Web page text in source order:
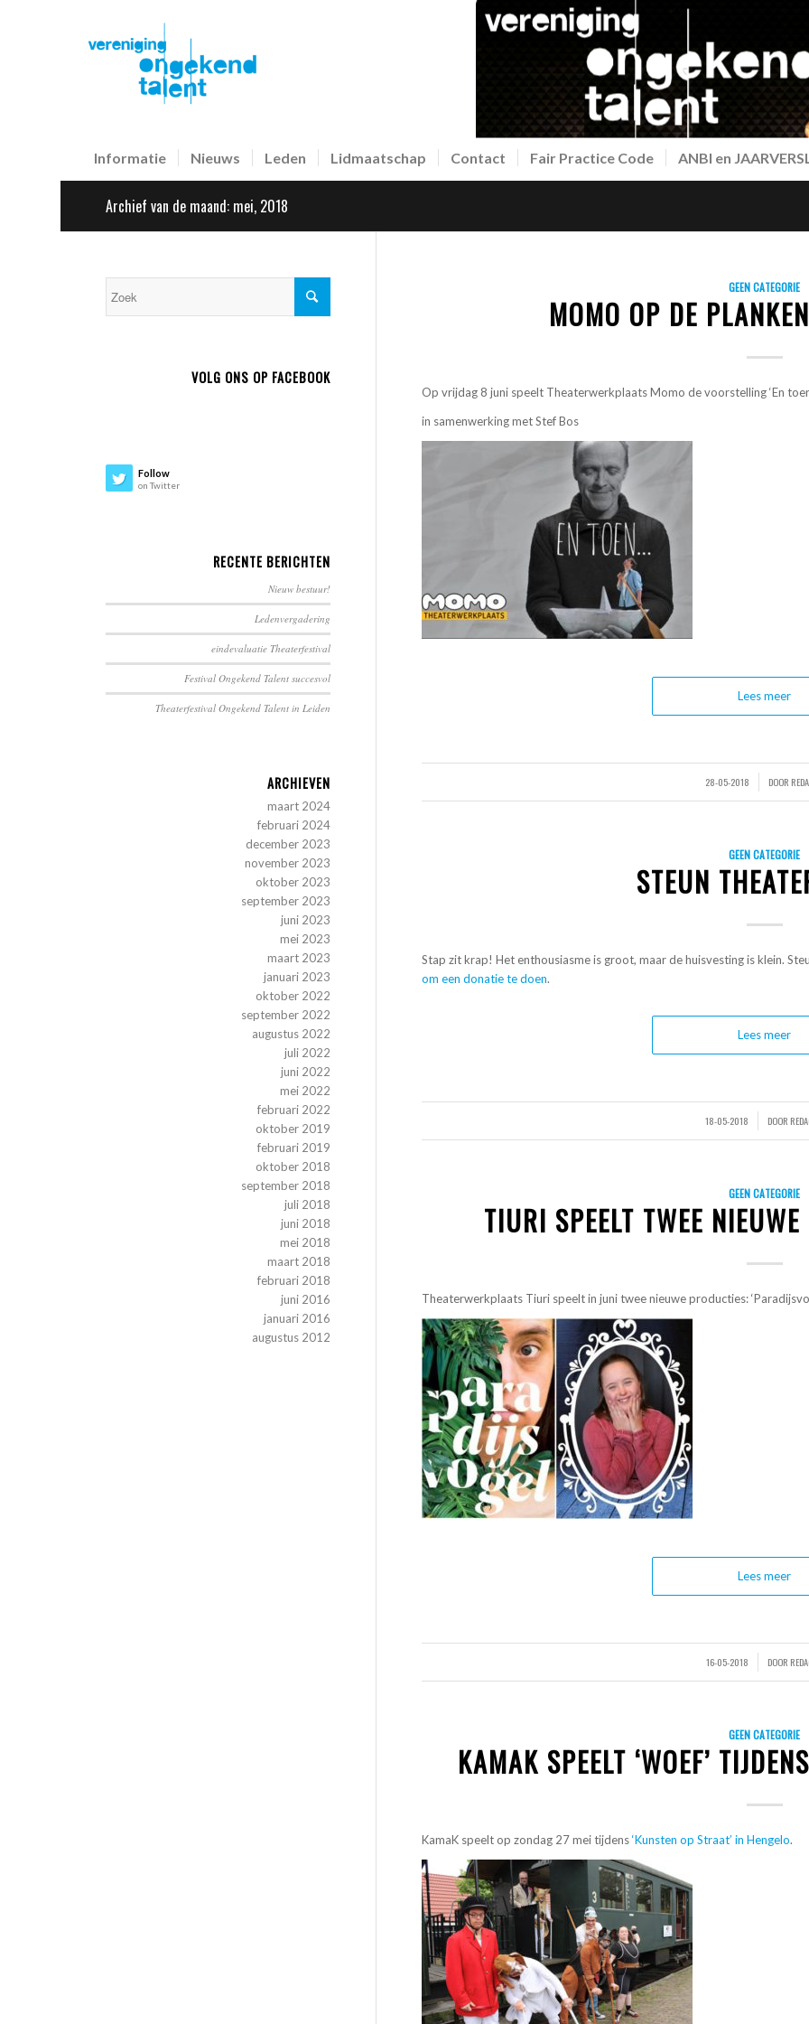
Informatie Nieuws Leden Lidmaatschap Contact Fair Practice Code ANBI en
Archief van de maand: mei, 2018
GEEN CATEGORIE
MOMO OP DE
Op vrijdag 8 juni speelt Theaterwerkplaats Momo de voorstelling ‘En
in samenwerking met Stef Bos
Lees meer
28-05-2018 DOOR
GEEN CATEGORIE
STEUN
Stap zit krap! Het enthousiasme is groot, maar de huisvesting is klein.
om een donatie te doen.
Lees meer
18-05-2018 DOOR
GEEN CATEGORIE
TIURI SPEELT TWEE
Theaterwerkplaats Tiuri speelt in juni twee nieuwe producties:
Lees meer
16-05-2018 DOOR
GEEN CATEGORIE
KAMAK SPEELT ‘WOEF’
KamaK speelt op zondag 27 mei tijdens‘Kunsten op Straat’ in Hengelo.
VOLG ONS OP FACEBOOK
Follow
on Twitter
RECENTE BERICHTEN
Nieuw bestuur!
Ledenvergadering
eindevaluatie Theaterfestival
Festival Ongekend Talent succesvol
Theaterfestival Ongekend Talent in Leiden
ARCHIEVEN
maart 2024
februari 2024
december 2023
november 2023
oktober 2023
september 2023
juni 2023
mei 2023
maart 2023
januari 2023
oktober 2022
september 2022
augustus 2022
juli 2022
juni 2022
mei 2022
februari 2022
oktober 2019
februari 2019
oktober 2018
september 2018
juli 2018
juni 2018
mei 2018
maart 2018
februari 2018
juni 2016
januari 2016
augustus 2012